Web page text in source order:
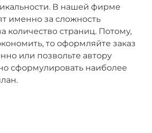
В нашей фирме
именно за сложность
количество страниц. Потому,
то оформляйте заказ
или позвольте автору
сформулировать наиболее